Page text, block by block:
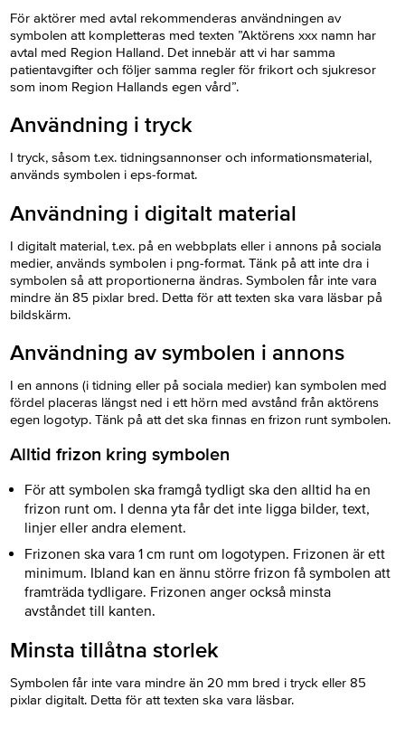
För aktörer med avtal rekommenderas användningen av
symbolen att kompletteras med texten ”Aktörens xxx namn har
avtal med Region Halland. Det innebär att vi har samma
patientavgifter och följer samma regler för frikort och sjukresor
som inom Region Hallands egen vård”.
Användning i tryck
I tryck, såsom t.ex. tidningsannonser och informationsmaterial,
används symbolen i eps-format.
Användning i digitalt material
I digitalt material, t.ex. på en webbplats eller i annons på sociala
medier, används symbolen i png-format. Tänk på att inte dra i
symbolen så att proportionerna ändras. Symbolen får inte vara
mindre än 85 pixlar bred. Detta för att texten ska vara läsbar på
bildskärm.
Användning av symbolen i annons
I en annons (i tidning eller på sociala medier) kan symbolen med
fördel placeras längst ned i ett hörn med avstånd från aktörens
egen logotyp. Tänk på att det ska finnas en frizon runt symbolen.
Alltid frizon kring symbolen
För att symbolen ska framgå tydligt ska den alltid ha en
frizon runt om. I denna yta får det inte ligga bilder, text,
linjer eller andra element.
Frizonen ska vara 1 cm runt om logotypen. Frizonen är ett
minimum. Ibland kan en ännu större frizon få symbolen att
framträda tydligare. Frizonen anger också minsta
avståndet till kanten.
Minsta tillåtna storlek
Symbolen får inte vara mindre än 20 mm bred i tryck eller 85
pixlar digitalt. Detta för att texten ska vara läsbar.